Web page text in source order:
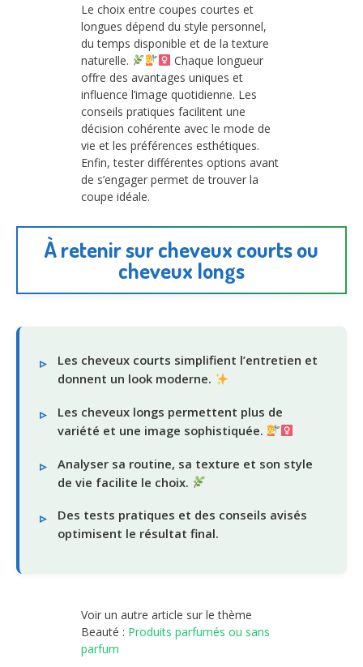
Le choix entre coupes courtes et
longues dépend du style personnel,
du temps disponible et de la texture
naturelle.
Chaque longueur
offre des avantages uniques et
influence l’image quotidienne. Les
conseils pratiques facilitent une
décision cohérente avec le mode de
vie et les préférences esthétiques.
Enfin, tester différentes options avant
de s’engager permet de trouver la
coupe idéale.
À retenir sur cheveux courts ou
cheveux longs
Les cheveux courts simplifient l’entretien et
donnent un look moderne.
Les cheveux longs permettent plus de
variété et une image sophistiquée.
Analyser sa routine, sa texture et son style
de vie facilite le choix.
Des tests pratiques et des conseils avisés
optimisent le résultat final.
Voir un autre article sur le thème
Beauté : Produits parfumés ou sans
parfum